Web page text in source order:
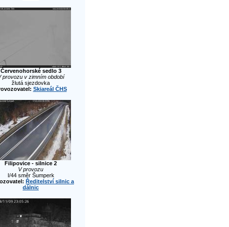
Červenohorské sedlo 3
provozu v zimním období
žlutá sjezdovka
Skiareál ČHS
Filipovice - silnice 2
V provozu
I/44 směr Šumperk
Ředitelství silnic a
dálnic